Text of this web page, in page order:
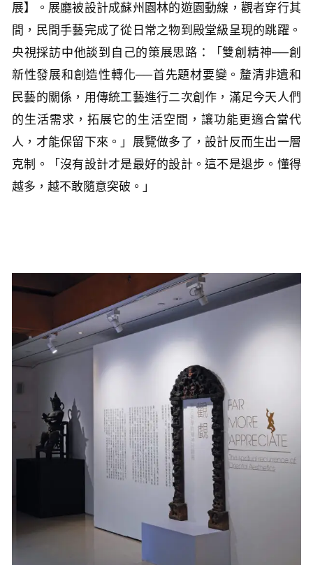
展】。展廳被設計成蘇州園林的遊園動線，觀者穿行其
間，民間手藝完成了從日常之物到殿堂級呈現的跳躍。
央視採訪中他談到自己的策展思路：「雙創精神──創
新性發展和創造性轉化──首先題材要變。釐清非遺和
民藝的關係，用傳統工藝進行二次創作，滿足今天人們
的生活需求，拓展它的生活空間，讓功能更適合當代
人，才能保留下來。」展覽做多了，設計反而生出一層
克制。「沒有設計才是最好的設計。這不是退步。懂得
越多，越不敢隨意突破。」